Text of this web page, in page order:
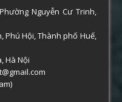
Nguyễn Cư Trinh,
Phú Hội, Thành phố Huế,
Hà Nội